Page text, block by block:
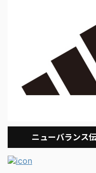
ニューバランス